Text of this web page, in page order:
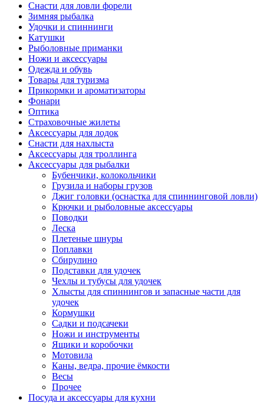
Снасти для ловли форели
Зимняя рыбалка
Удочки и спиннинги
Катушки
Рыболовные приманки
Ножи и аксессуары
Одежда и обувь
Товары для туризма
Прикормки и ароматизаторы
Фонари
Оптика
Страховочные жилеты
Аксессуары для лодок
Снасти для нахлыста
Аксессуары для троллинга
Аксессуары для рыбалки
Бубенчики, колокольчики
Грузила и наборы грузов
Джиг головки (оснастка для спиннинговой ловли)
Крючки и рыболовные аксессуары
Поводки
Леска
Плетеные шнуры
Поплавки
Сбирулино
Подставки для удочек
Чехлы и тубусы для удочек
Хлысты для спиннингов и запасные части для
удочек
Кормушки
Садки и подсачеки
Ножи и инструменты
Ящики и коробочки
Мотовила
Каны, ведра, прочие ёмкости
Весы
Прочее
Посуда и аксессуары для кухни